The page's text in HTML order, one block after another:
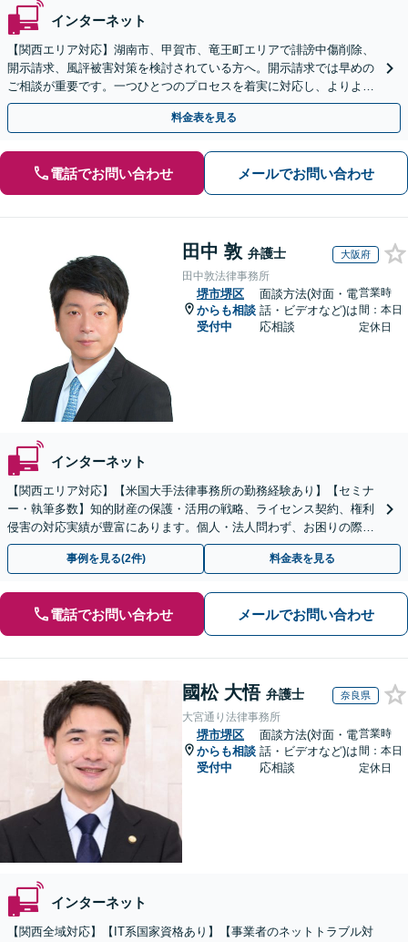
インターネット
【関西エリア対応】湖南市、甲賀市、竜王町エリアで誹謗中傷削除、
開示請求、風評被害対策を検討されている方へ。開示請求では早めの
ご相談が重要です。一つひとつのプロセスを着実に対応し、よりよい
解決に向けて尽力いたします【Web面談OK】
料金表を見る
電話でお問い合わせ メールでお問い合わせ
田中 敦 弁護士 大阪府
田中敦法律事務所
堺市堺区
からも相談
受付中
面談方法(対面・電
話・ビデオなど)は
応相談
営業時
間：本日
定休日
インターネット
【関西エリア対応】【米国大手法律事務所の勤務経験あり】【セミナ
ー・執筆多数】知的財産の保護・活用の戦略、ライセンス契約、権利
侵害の対応実績が豊富にあります。個人・法人問わず、お困りの際は
お気軽にご相談ください。【弁護士歴15年以上】
事例を見る(2件) 料金表を見る
電話でお問い合わせ メールでお問い合わせ
國松 大悟 弁護士 奈良県
大宮通り法律事務所
堺市堺区
からも相談
受付中
面談方法(対面・電
話・ビデオなど)は
応相談
営業時
間：本日
定休日
インターネット
【関西全域対応】【IT系国家資格あり】【事業者のネットトラブル対